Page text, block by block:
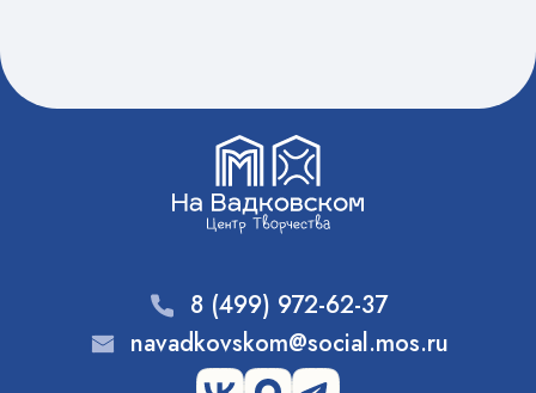
8 (499) 972-62-37
navadkovskom@social.mos.ru